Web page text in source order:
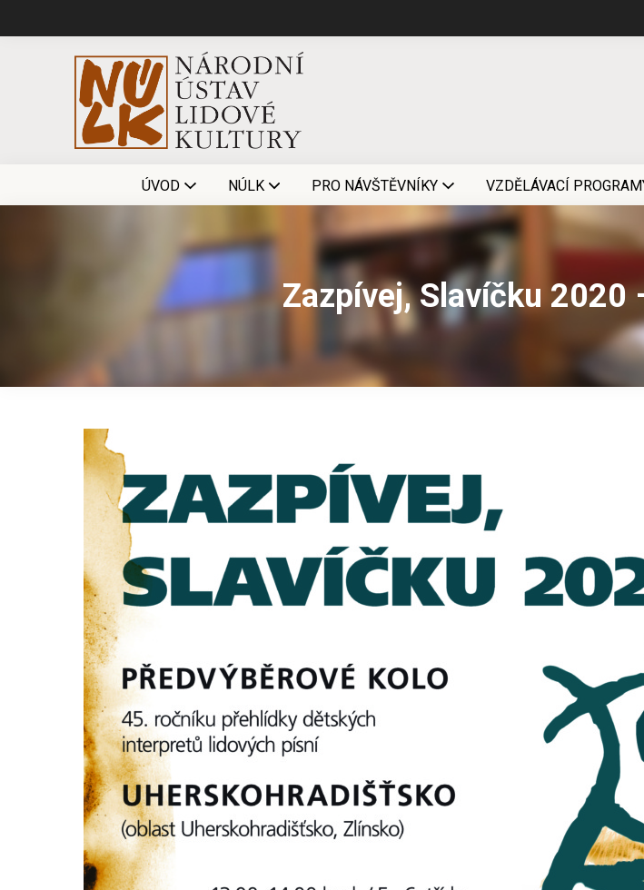
ÚVOD NÚLK PRO NÁVŠTĚVNÍKY VZDĚLÁVACÍ
Zazpívej, Slavíčku 2020